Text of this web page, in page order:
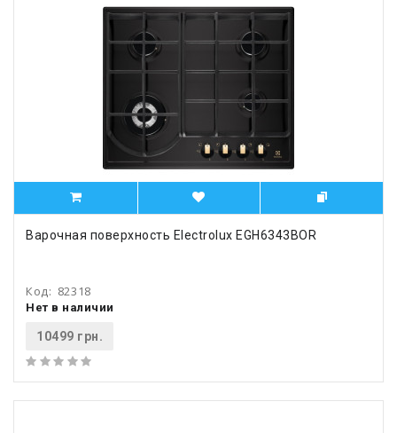
Варочная поверхность Electrolux EGH6343BOR
Код: 82318
Нет в наличии
10499 грн.